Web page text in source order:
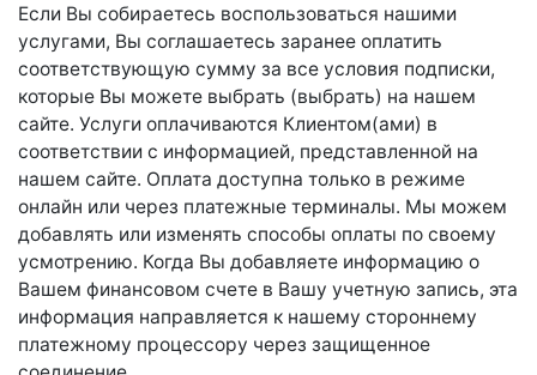
Если Вы собираетесь воспользоваться нашими
услугами, Вы соглашаетесь заранее оплатить
соответствующую сумму за все условия подписки,
которые Вы можете выбрать (выбрать) на нашем
сайте. Услуги оплачиваются Клиентом(ами) в
соответствии с информацией, представленной на
нашем сайте. Оплата доступна только в режиме
онлайн или через платежные терминалы. Мы можем
добавлять или изменять способы оплаты по своему
усмотрению. Когда Вы добавляете информацию о
Вашем финансовом счете в Вашу учетную запись, эта
информация направляется к нашему стороннему
платежному процессору через защищенное